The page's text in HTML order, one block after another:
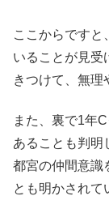
ここからですと
いることが見受
きつけて、無理
また、裏で1年
あることも判明
都宮の仲間意識
とも明かされて